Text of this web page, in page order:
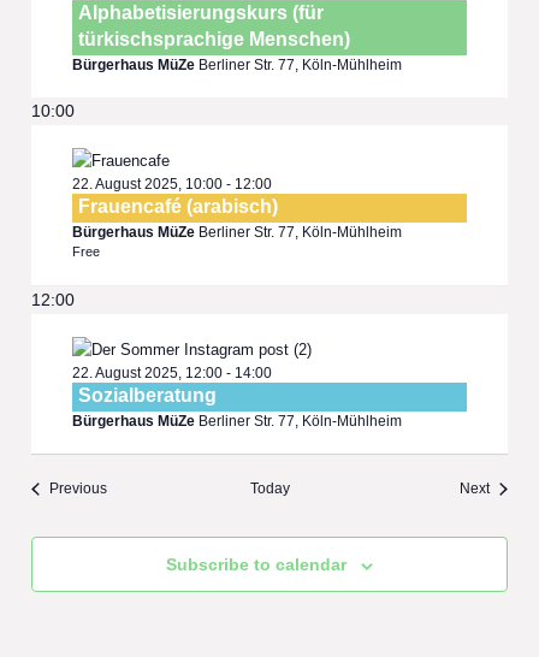
Alphabetisierungskurs (für
türkischsprachige Menschen)
Bürgerhaus MüZe Berliner Str. 77, Köln-Mühlheim
10:00
22. August 2025, 10:00 - 12:00
Frauencafé (arabisch)
Bürgerhaus MüZe Berliner Str. 77, Köln-Mühlheim
Free
12:00
22. August 2025, 12:00 - 14:00
Sozialberatung
Bürgerhaus MüZe Berliner Str. 77, Köln-Mühlheim
Previous Today Next
Subscribe to calendar